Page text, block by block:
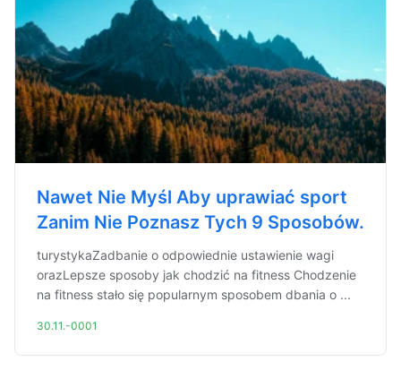
Nawet Nie Myśl Aby uprawiać sport
Zanim Nie Poznasz Tych 9 Sposobów.
turystykaZadbanie o odpowiednie ustawienie wagi
orazLepsze sposoby jak chodzić na fitness Chodzenie
na fitness stało się popularnym sposobem dbania o ...
30.11.-0001